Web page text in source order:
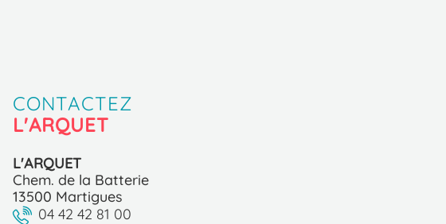
CONTACTEZ
L'ARQUET
L'ARQUET
Chem. de la Batterie
13500 Martigues
04 42 42 81 00